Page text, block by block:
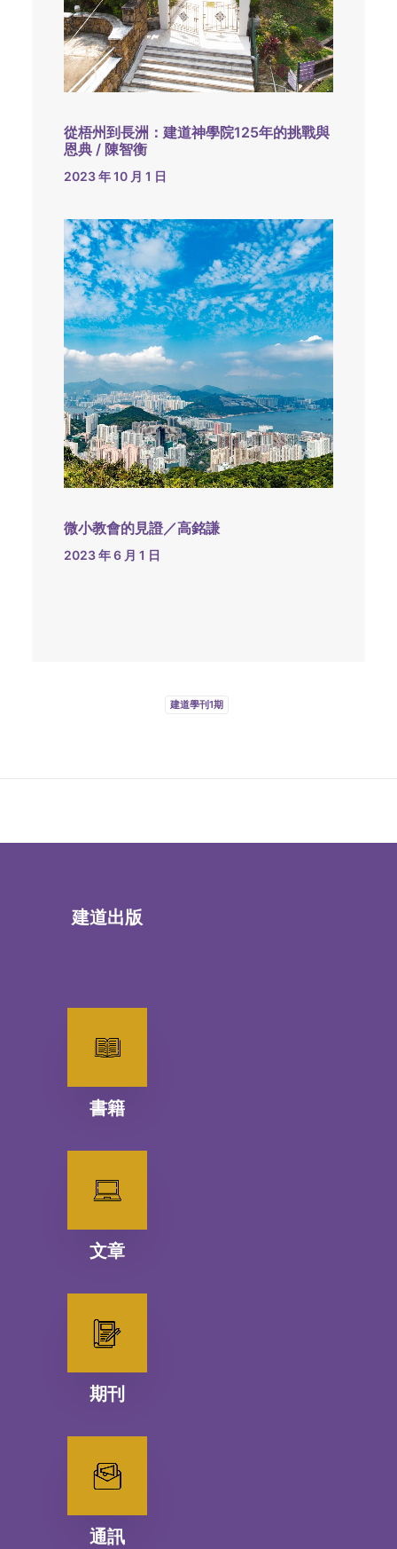
從梧州到長洲：建道神學院125年的挑戰與
恩典 / 陳智衡
2023 年 10 月 1 日
微小教會的見證／高銘謙
2023 年 6 月 1 日
建道學刊1期
建道出版
書籍
文章
期刊
通訊